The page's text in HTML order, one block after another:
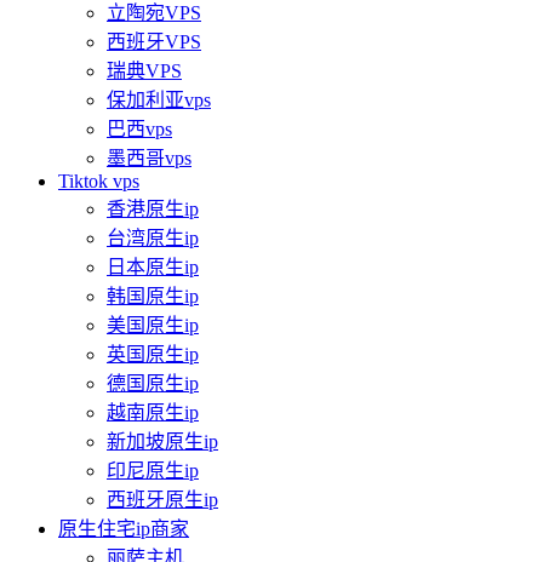
立陶宛VPS
西班牙VPS
瑞典VPS
保加利亚vps
巴西vps
墨西哥vps
Tiktok vps
香港原生ip
台湾原生ip
日本原生ip
韩国原生ip
美国原生ip
英国原生ip
德国原生ip
越南原生ip
新加坡原生ip
印尼原生ip
西班牙原生ip
原生住宅ip商家
丽萨主机